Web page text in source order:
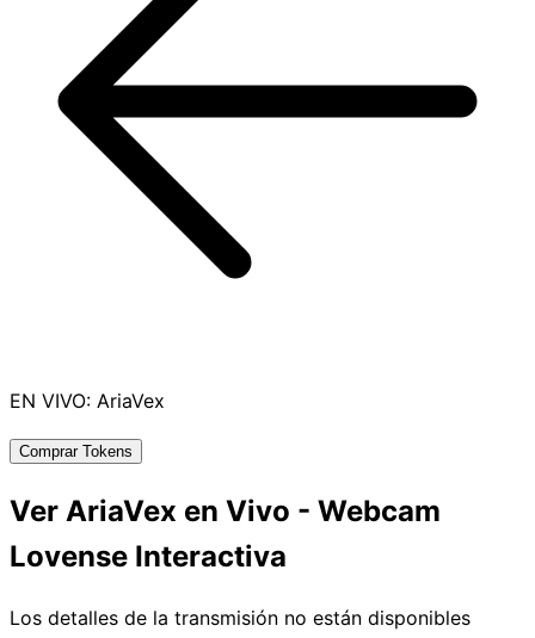
EN VIVO: AriaVex
Comprar Tokens
Ver AriaVex en Vivo - Webcam
Lovense Interactiva
Los detalles de la transmisión no están disponibles